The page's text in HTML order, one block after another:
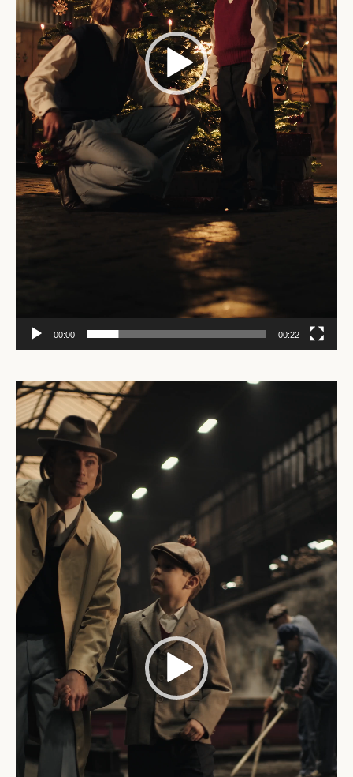
00:00 00:22
Video-
Player